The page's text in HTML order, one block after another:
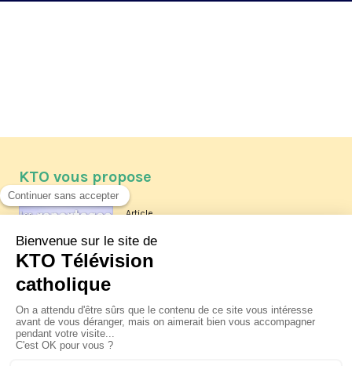
KTO vous propose
Article
La visite pastorale du pape Léon
XIV à Assise à suivre sur KTO le
jeudi 6 août